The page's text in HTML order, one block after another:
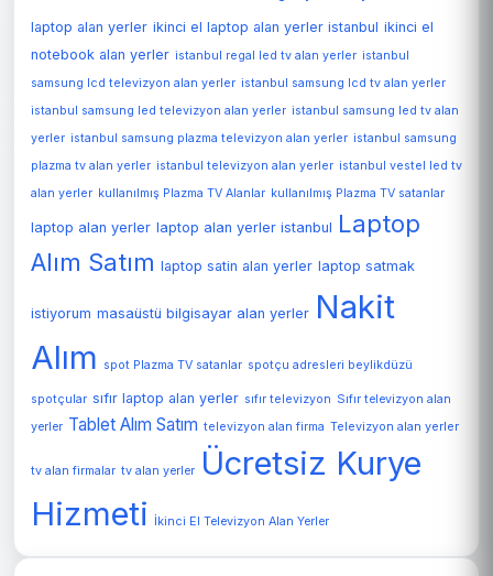
laptop alan yerler ikinci el laptop alan yerler istanbul ikinci el
notebook alan yerler istanbul regal led tv alan yerler istanbul
samsung lcd televizyon alan yerler istanbul samsung lcd tv alan yerler
istanbul samsung led televizyon alan yerler istanbul samsung led tv alan
yerler istanbul samsung plazma televizyon alan yerler istanbul samsung
plazma tv alan yerler istanbul televizyon alan yerler istanbul vestel led tv
alan yerler kullanılmış Plazma TV Alanlar kullanılmış Plazma TV satanlar
laptop alan yerler laptop alan yerler istanbul Laptop
Alım Satım laptop satin alan yerler laptop satmak
istiyorum masaüstü bilgisayar alan yerler Nakit
Alım
spot Plazma TV satanlar spotçu adresleri beylikdüzü
spotçular sıfır laptop alan yerler sıfır televizyon Sıfır televizyon alan
yerler Tablet Alım Satım televizyon alan firma Televizyon alan yerler
tv alan firmalar tv alan yerler
Ücretsiz Kurye
Hizmeti
İkinci El Televizyon Alan Yerler